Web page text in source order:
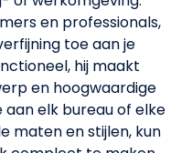
en professionals,
toe aan je
hij maakt
en hoogwaardige
elk bureau of elke
maten en stijlen, kun